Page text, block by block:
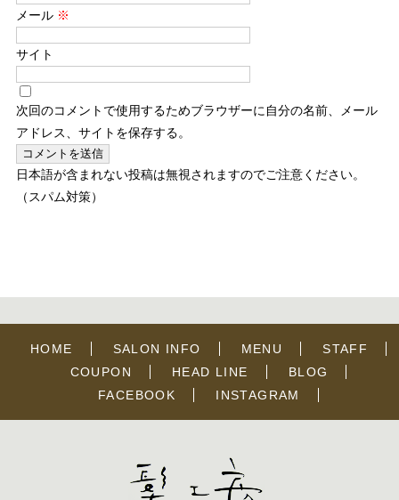
メール ※
サイト
次回のコメントで使用するためブラウザーに自分の名前、メール
アドレス、サイトを保存する。
日本語が含まれない投稿は無視されますのでご注意ください。
（スパム対策）
HOME SALON INFO MENU
STAFF
COUPON
HEAD LINE
BLOG
FACEBOOK
INSTAGRAM